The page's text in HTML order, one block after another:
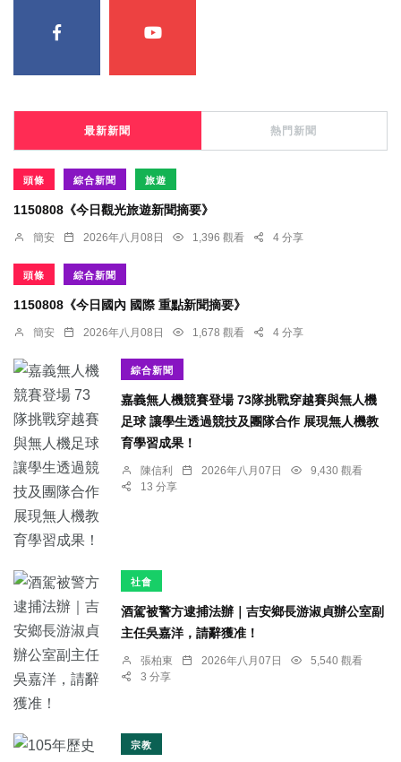
最新新聞 熱門新聞
頭條 綜合新聞 旅遊
1150808《今日觀光旅遊新聞摘要》
簡安 2026年八月08日 1,396 觀看 4 分享
頭條 綜合新聞
1150808《今日國內 國際 重點新聞摘要》
簡安 2026年八月08日 1,678 觀看 4 分享
綜合新聞
嘉義無人機競賽登場 73隊挑戰穿越賽與無人機
足球 讓學生透過競技及團隊合作 展現無人機教
育學習成果！
陳信利 2026年八月07日
9,430 觀看
13 分享
社會
酒駕被警方逮捕法辦｜吉安鄉長游淑貞辦公室副
主任吳嘉洋，請辭獲准！
張柏東 2026年八月07日
5,540 觀看
3 分享
宗教